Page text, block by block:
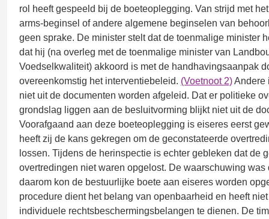
rol heeft gespeeld bij de boeteoplegging. Van strijd met
arms-beginsel of andere algemene beginselen van
geen sprake. De minister stelt dat de toenmalige minister
dat hij (na overleg met de toenmalige minister van
Voedselkwaliteit) akkoord is met de handhavingsaanpak
overeenkomstig het interventiebeleid. (Voetnoot 2)Andere
niet uit de documenten worden afgeleid. Dat er politieke
grondslag liggen aan de besluitvorming blijkt niet uit de
Voorafgaand aan deze boeteoplegging is eiseres eerst
heeft zij de kans gekregen om de geconstateerde
lossen. Tijdens de herinspectie is echter gebleken dat de
overtredingen niet waren opgelost. De waarschuwing was
daarom kon de bestuurlijke boete aan eiseres worden
procedure dient het belang van openbaarheid en heeft
individuele rechtsbeschermingsbelangen te dienen. De